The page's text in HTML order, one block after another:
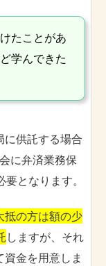
たことがあ
学んできた
に供託する場合
に弁済業務保
となります。
抵の方は額の少
しますが、それ
金を用意しま